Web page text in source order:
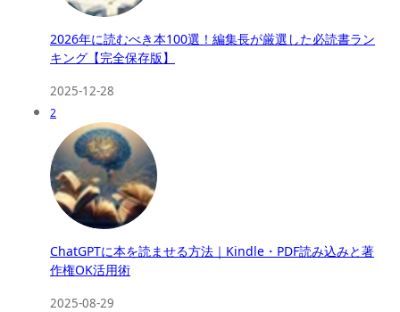
2026年に読むべき本100選！編集長が厳選した必読書ラン
キング【完全保存版】
2025-12-28
2
ChatGPTに本を読ませる方法｜Kindle・PDF読み込みと著
作権OK活用術
2025-08-29